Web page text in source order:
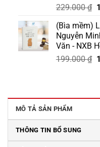
229.000₫
(Bìa mềm)
Nguyễn
Văn - NXB
199.000₫
MÔ TẢ SẢN PHẨM
THÔNG TIN BỔ SUNG